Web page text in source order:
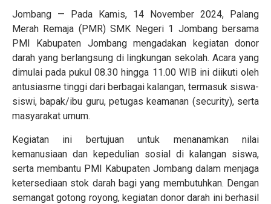
Jombang — Pada Kamis, 14 November 2024, Palang
Merah Remaja (PMR) SMK Negeri 1 Jombang bersama
PMI Kabupaten Jombang mengadakan kegiatan donor
darah yang berlangsung di lingkungan sekolah. Acara yang
dimulai pada pukul 08.30 hingga 11.00 WIB ini diikuti oleh
antusiasme tinggi dari berbagai kalangan, termasuk siswa-
siswi, bapak/ibu guru, petugas keamanan (security), serta
masyarakat umum.
Kegiatan ini bertujuan untuk menanamkan nilai
kemanusiaan dan kepedulian sosial di kalangan siswa,
serta membantu PMI Kabupaten Jombang dalam menjaga
ketersediaan stok darah bagi yang membutuhkan. Dengan
semangat gotong royong, kegiatan donor darah ini berhasil